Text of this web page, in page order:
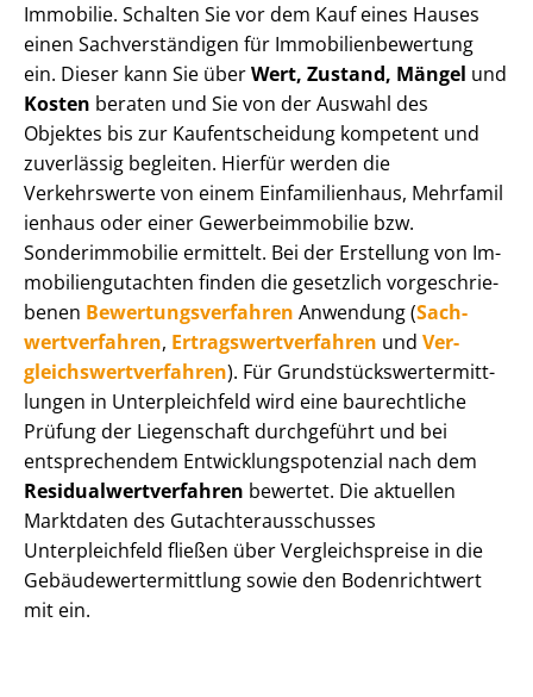
Immobilie. Schalten Sie vor dem Kauf eines Hauses
einen Sach­ver­stän­di­gen für Im­mo­bi­li­en­be­wer­tung
ein. Dieser kann Sie überWert, Zustand, Mängel und
Kosten beraten und Sie von der Auswahl des
Objektes bis zur Kauf­ent­schei­dung kompetent und
zuverlässig begleiten. Hierfür werden die
Verkehrswerte von einem Einfamilienhaus, Mehr­fa­mi­l
i­en­haus oder einer Ge­wer­be­im­mo­bi­lie bzw.
Sonderimmobilie ermittelt. Bei der Erstellung von Im­
mo­bi­li­en­gut­ach­ten finden die gesetzlich vor­ge­schrie­
be­nen Be­wer­tungs­ver­fah­ren Anwendung (Sach­
wert­ver­fah­ren, Er­trags­wert­ver­fah­ren und Ver­
gleichs­wert­ver­fah­ren). Für Grund­stücks­wert­ermitt­
lun­gen in Unterpleichfeld wird eine baurechtliche
Prüfung der Liegenschaft durchgeführt und bei
entsprechendem Ent­wick­lungs­po­ten­zi­al nach dem
Re­si­du­al­wert­ver­fah­ren bewertet. Die aktuellen
Marktdaten des Gut­ach­ter­aus­schus­ses
Unterpleichfeld fließen über Ver­gleichs­prei­se in die
Ge­bäu­de­wert­ermitt­lung sowie den Bodenrichtwert
mit ein.